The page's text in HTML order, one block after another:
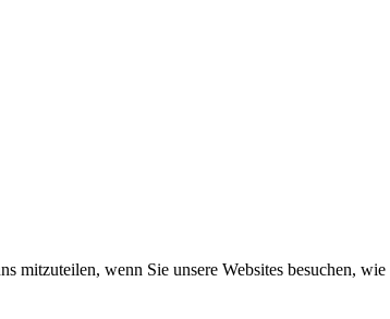
wenn Sie unsere Websites besuchen,